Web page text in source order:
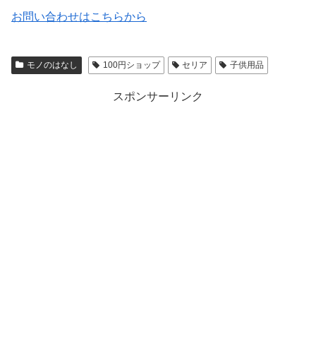
お問い合わせはこちらから
モノのはなし 100円ショップ セリア 子供用品
スポンサーリンク